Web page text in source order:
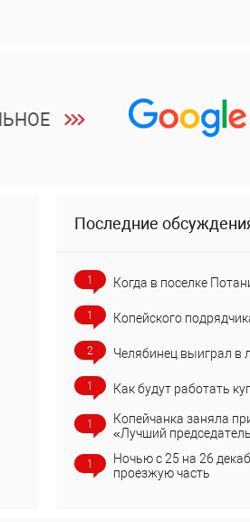
Последние
1 Когда в поселке
1 Копейского
2 Челябинец выиграл в
1 Как будут работать
1
Копейчанка заняла
«Лучший
1
Ночью с 25 на 26
проезжую часть